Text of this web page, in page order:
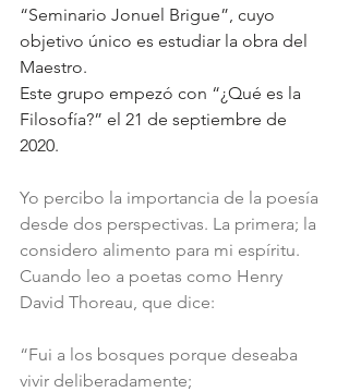
“Seminario Jonuel Brigue”, cuyo
objetivo único es estudiar la obra del
Maestro.
Este grupo empezó con “¿Qué es la
Filosofía?” el 21 de septiembre de
2020.
Yo percibo la importancia de la poesía
desde dos perspectivas. La primera; la
considero alimento para mi espíritu.
Cuando leo a poetas como Henry
David Thoreau, que dice:
“Fui a los bosques porque deseaba
vivir deliberadamente;